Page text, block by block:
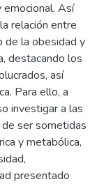
Así
relación entre
de la obesidad y
destacando los
así
Para ello, a
investigar a las
ser sometidas
y metabólica,
presentado